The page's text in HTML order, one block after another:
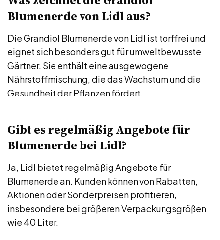
Blumenerde von Lidl aus?
Die Grandiol Blumenerde von Lidl ist torffrei und
eignet sich besonders gut für umweltbewusste
Gärtner. Sie enthält eine ausgewogene
Nährstoffmischung, die das Wachstum und die
Gesundheit der Pflanzen fördert.
Gibt es regelmäßig Angebote für
Blumenerde bei Lidl?
Ja, Lidl bietet regelmäßig Angebote für
Blumenerde an. Kunden können von Rabatten,
Aktionen oder Sonderpreisen profitieren,
insbesondere bei größeren Verpackungsgrößen
wie 40 Liter.